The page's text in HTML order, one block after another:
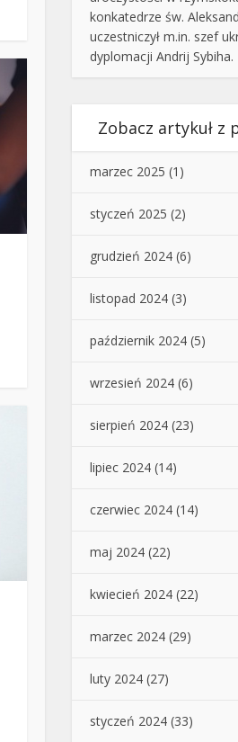
konkatedrze św.
uczestniczył m.in. szef
dyplomacji Andrij Sybiha.
Zobacz artykuł z
marzec 2025 (1)
styczeń 2025 (2)
grudzień 2024 (6)
listopad 2024 (3)
październik 2024 (5)
wrzesień 2024 (6)
sierpień 2024 (23)
lipiec 2024 (14)
czerwiec 2024 (14)
maj 2024 (22)
kwiecień 2024 (22)
marzec 2024 (29)
luty 2024 (27)
styczeń 2024 (33)